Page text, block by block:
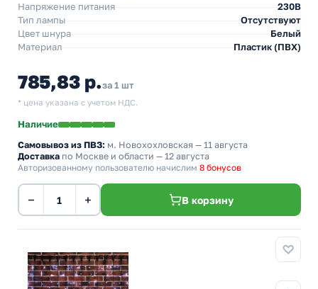
Напряжение питания
230В
Тип лампы
Отсутствуют
Цвет шнура
Белый
Материал
Пластик (ПВХ)
785,83 р.за 1 шт
* цена указана с учетом НДС.
Наличие
Самовывоз из ПВЗ: м. Новохохловская — 11 августа
Доставка по Москве и области — 12 августа
Авторизованному пользователю начислим 8 бонусов
− + В корзину